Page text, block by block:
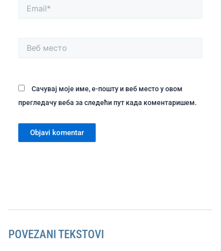
Email*
Веб
место
Сачувај моје име, е-пошту и веб место у овом
прегледачу веба за следећи пут када коментаришем.
POVEZANI TEKSTOVI